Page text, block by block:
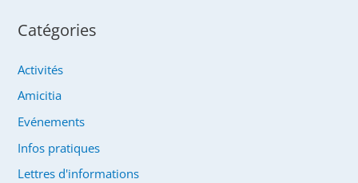
Catégories
Activités
Amicitia
Evénements
Infos pratiques
Lettres d'informations